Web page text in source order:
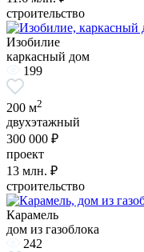
строительство
Изобилие
каркасный дом
199
200 м2
двухэтажный
300 000 ₽
проект
13 млн. ₽
строительство
Карамель
дом из газоблока
242